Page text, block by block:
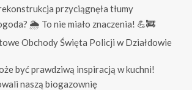
przyciągnęła tłumy
🌦️ To nie miało znaczenia! 💪🚒
Obchody Święta Policji w Działdowie
być prawdziwą inspiracją w kuchni!
naszą biogazownię